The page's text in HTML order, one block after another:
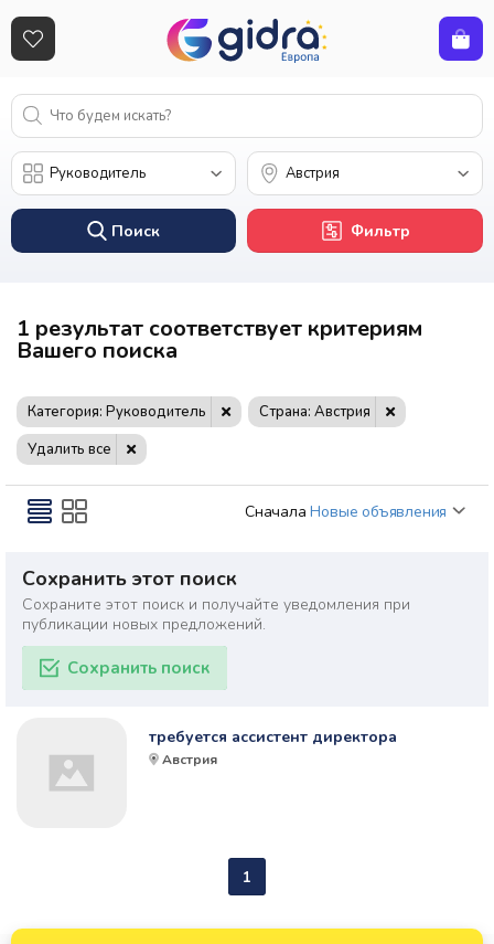
Поиск Фильтр
1 результат соответствует критериям
Вашего поиска
Категория: Руководитель
Страна: Австрия
Удалить все
Сначала Новые объявления
Сохранить этот поиск
Сохраните этот поиск и получайте уведомления при
публикации новых предложений.
Сохранить поиск
требуется ассистент директора
Австрия
1